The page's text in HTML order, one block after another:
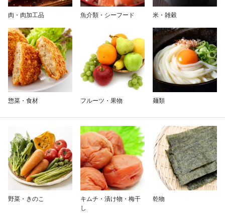
肉・肉加工品 魚介類・シーフード 米・雑穀
惣菜・食材 フルーツ・果物 麺類
野菜・きのこ
キムチ・漬け物・梅干
し
乾物
除外ワード